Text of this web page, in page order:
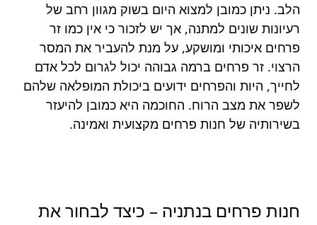
הלב. ניתן כמובן למצוא היום בשוק מגוון רחב של
רעיונות שונים למתנה, אך יש לזכור כי אין כמו זר
פרחים איכותי ומושקע, על מנת להעביר את המסר
הרצוי. זר פרחים ברמה גבוהה יכול לגרום לכל אדם
לחייך, היות והפרחים ידועים ביכולת המופלאה שלהם
לשפר את מצב הרוח. החוכמה היא כמובן להיעזר
בשירותיה של חנות פרחים מקצועית ואמינה.
חנות פרחים בנתניה – כיצד לבחור את